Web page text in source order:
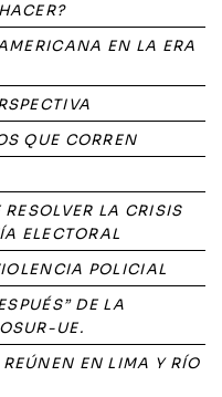
EN LA ERA
QUE CORREN
LA CRISIS
ELECTORAL
POLICIAL
DE LA
UE.
EN LIMA Y RÍO